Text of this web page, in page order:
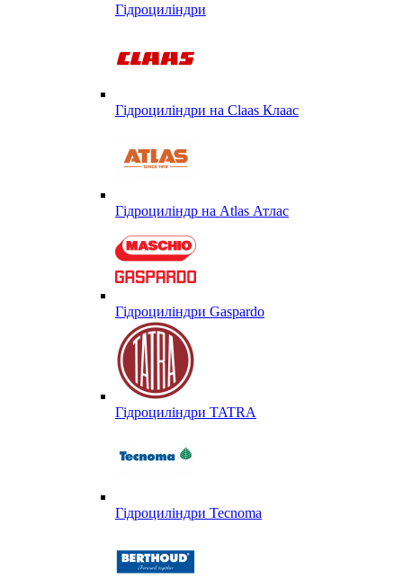
Гідроциліндри
Гідроциліндри на Claas Клаас
Гідроциліндр на Atlas Атлас
Гідроциліндри Gaspardo
Гідроциліндри TATRA
Гідроциліндри Tecnoma